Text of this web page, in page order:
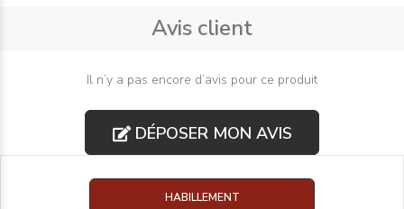
Avis client
Il n’y a pas encore d’avis pour ce produit
DÉPOSER MON AVIS
HABILLEMENT